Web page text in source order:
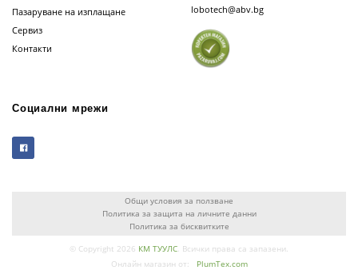
Пазаруване на изплащане
Сервиз
Контакти
lobotech@abv.bg
Социални мрежи
Общи условия за ползване
Политика за защита на личните данни
Политика за бисквитките
© Copyright 2026 КМ ТУУЛС. Всички права са запазени.
Онлайн магазин от:
PlumTex.com